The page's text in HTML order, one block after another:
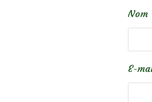
Nom
E-